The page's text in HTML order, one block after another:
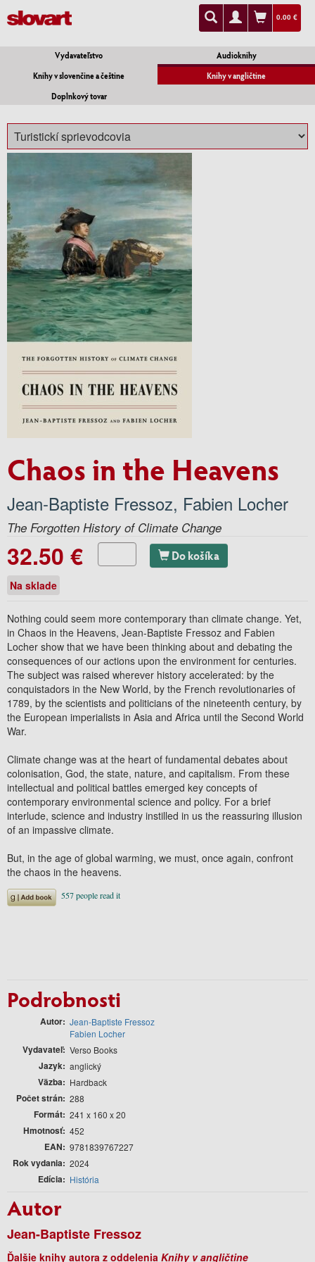
0.00 €
Vydavateľstvo
Audioknihy
Knihy v slovenčine a češtine
Knihy v angličtine
Doplnkový tovar
Chaos in the Heavens
Jean-Baptiste Fressoz, Fabien Locher
The Forgotten History of Climate Change
32.50 € Do košíka
Na sklade
Nothing could seem more contemporary than climate change. Yet,
in Chaos in the Heavens, Jean-Baptiste Fressoz and Fabien
Locher show that we have been thinking about and debating the
consequences of our actions upon the environment for centuries.
The subject was raised wherever history accelerated: by the
conquistadors in the New World, by the French revolutionaries of
1789, by the scientists and politicians of the nineteenth century, by
the European imperialists in Asia and Africa until the Second World
War.
Climate change was at the heart of fundamental debates about
colonisation, God, the state, nature, and capitalism. From these
intellectual and political battles emerged key concepts of
contemporary environmental science and policy. For a brief
interlude, science and industry instilled in us the reassuring illusion
of an impassive climate.
But, in the age of global warming, we must, once again, confront
the chaos in the heavens.
Podrobnosti
Autor Jean-Baptiste Fressoz
Fabien Locher
Vydavateľ Verso Books
Jazyk anglický
Väzba Hardback
Počet strán 288
Formát 241 x 160 x 20
Hmotnosť 452
EAN 9781839767227
Rok vydania 2024
Edícia História
Autor
Jean-Baptiste Fressoz
Ďalšie knihy autora z oddelenia Knihy v angličtine